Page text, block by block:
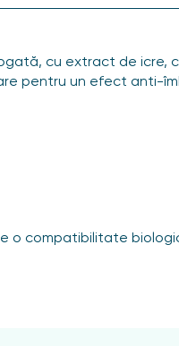
cu extract de icre,
pentru un efect anti-
o compatibilitate